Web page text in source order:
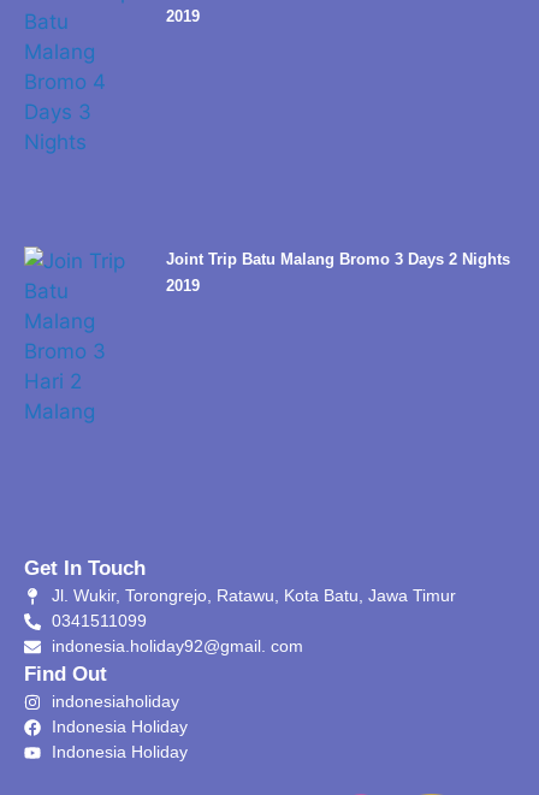
2019
Joint Trip Batu Malang Bromo 3 Days 2 Nights
2019
Get In Touch
Jl. Wukir, Torongrejo, Ratawu, Kota Batu, Jawa Timur
0341511099
indonesia.holiday92@gmail. com
Find Out
indonesiaholiday
Indonesia Holiday
Indonesia Holiday